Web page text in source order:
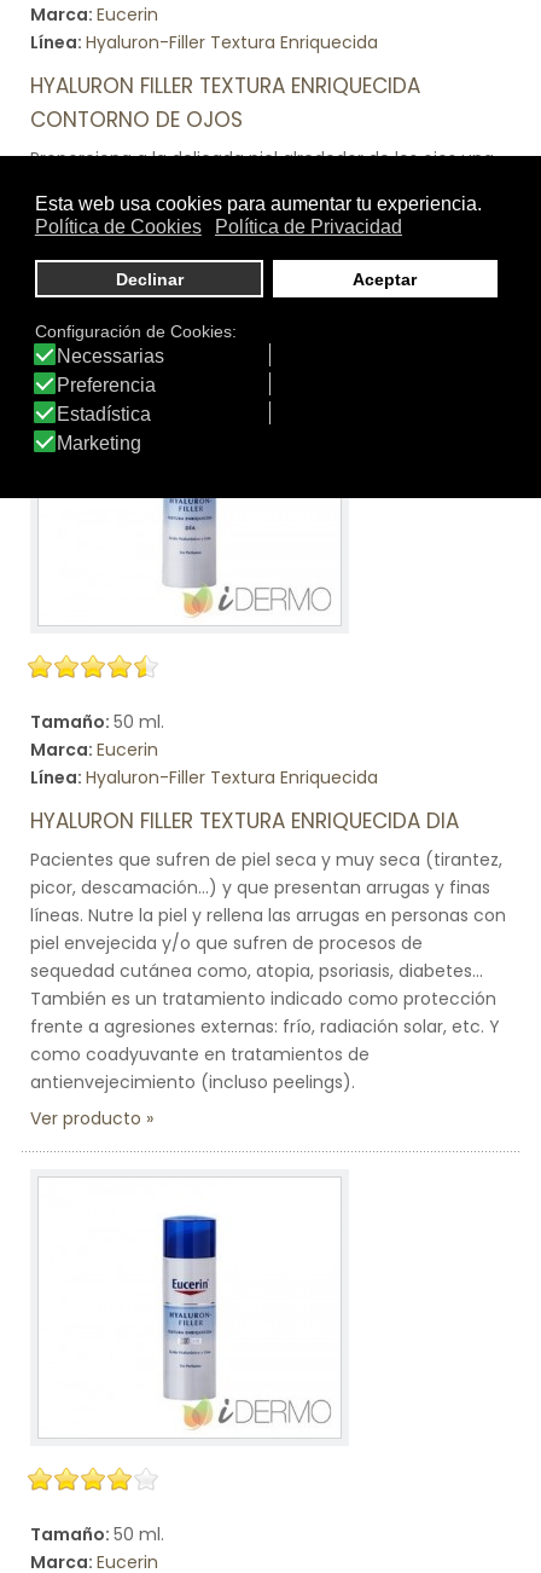
Marca: Eucerin
Línea: Hyaluron-Filler Textura Enriquecida
HYALURON FILLER TEXTURA ENRIQUECIDA
CONTORNO DE OJOS
Proporciona a la delicada piel alrededor de los ojos una
que proporciona una hidratación intensa mientras
reduce la aparición de líneas de expresión y arrugas en
el área del contorno de los ojos.
Tamaño: 50 ml.
Marca: Eucerin
Línea: Hyaluron-Filler Textura Enriquecida
HYALURON FILLER TEXTURA ENRIQUECIDA DIA
Pacientes que sufren de piel seca y muy seca (tirantez,
picor, descamación...) y que presentan arrugas y finas
líneas. Nutre la piel y rellena las arrugas en personas con
piel envejecida y/o que sufren de procesos de
sequedad cutánea como, atopia, psoriasis, diabetes...
También es un tratamiento indicado como protección
frente a agresiones externas: frío, radiación solar, etc. Y
como coadyuvante en tratamientos de
antienvejecimiento (incluso peelings).
Ver producto
Tamaño: 50 ml.
Marca: Eucerin